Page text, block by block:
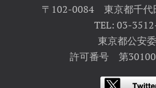
〒102-0084 東京都千代
TEL: 03-
東京都公安
許可番号 第